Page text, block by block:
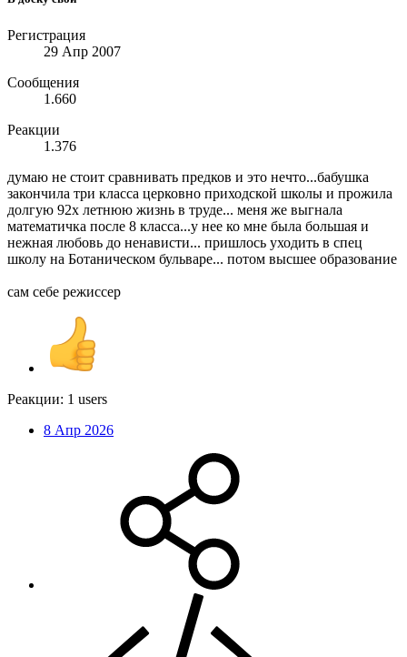
Регистрация
29 Апр 2007
Сообщения
1.660
Реакции
1.376
думаю не стоит сравнивать предков и это нечто...бабушка
закончила три класса церковно приходской школы и прожила
долгую 92х летнюю жизнь в труде... меня же выгнала
математичка после 8 класса...у нее ко мне была большая и
нежная любовь до ненависти... пришлось уходить в спец
школу на Ботаническом бульваре... потом высшее образование
сам себе режиссер
Реакции: 1 users
8 Апр 2026